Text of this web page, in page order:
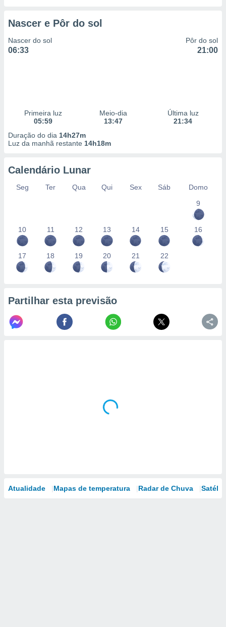
Nascer e Pôr do sol
Nascer do sol
06:33
Pôr do sol
21:00
Primeira luz
05:59
Meio-dia
13:47
Última luz
21:34
Duração do dia 14h27m
Luz da manhã restante 14h18m
Calendário Lunar
Seg Ter Qua Qui Sex Sáb
Domo
9
10 11 12 13 14 15 16
17 18 19 20 21 22
Partilhar esta previsão
Atualidade Mapas de temperatura Radar de Chuva